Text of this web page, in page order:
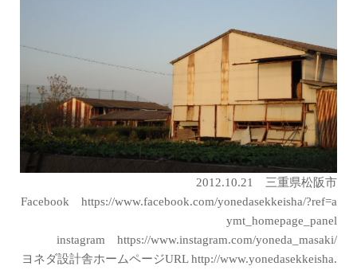
2012.10.21 三重県松阪市
Facebook https://www.facebook.com/yonedasekkeisha/?ref=a
ymt_homepage_panel
instagram https://www.instagram.com/yoneda_masaki/
ヨネダ設計舎ホームページURLhttp://www.yonedasekkeisha.